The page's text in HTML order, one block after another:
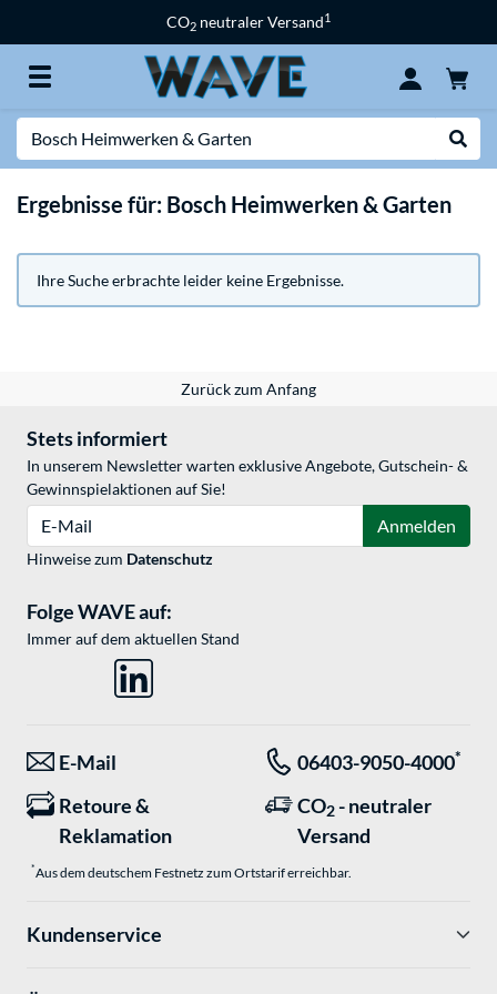
CO2 neutraler Versand1
Ergebnisse für: Bosch Heimwerken & Garten
Ihre Suche erbrachte leider keine Ergebnisse.
Zurück zum Anfang
Stets informiert
In unserem Newsletter warten exklusive Angebote, Gutschein- &
Gewinnspielaktionen auf Sie!
Anmelden
Hinweise zum Datenschutz
Folge WAVE auf:
Immer auf dem aktuellen Stand
E-Mail 06403-9050-4000*
Retoure &
Reklamation
CO2 - neutraler
Versand
*Aus dem deutschem Festnetz zum Ortstarif erreichbar.
Kundenservice